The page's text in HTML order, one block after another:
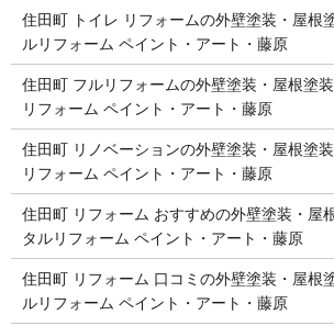
住田町 トイレ リフォームの外壁塗装・屋根
ルリフォーム ペイント・アート・藤原
住田町 フルリフォームの外壁塗装・屋根塗
リフォーム ペイント・アート・藤原
住田町 リノベーションの外壁塗装・屋根塗
リフォーム ペイント・アート・藤原
住田町 リフォーム おすすめの外壁塗装・屋
タルリフォーム ペイント・アート・藤原
住田町 リフォーム 口コミの外壁塗装・屋根
ルリフォーム ペイント・アート・藤原